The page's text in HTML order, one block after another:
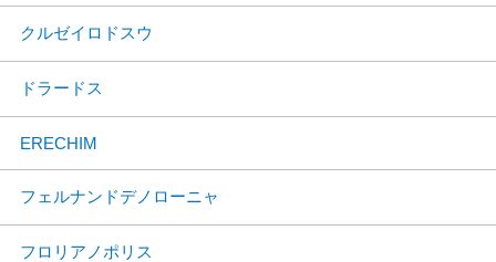
クルゼイロドスウ
ドラードス
ERECHIM
フェルナンドデノローニャ
フロリアノポリス